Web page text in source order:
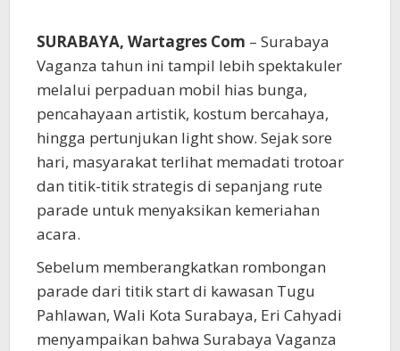
SURABAYA, Wartagres Com – Surabaya
Vaganza tahun ini tampil lebih spektakuler
melalui perpaduan mobil hias bunga,
pencahayaan artistik, kostum bercahaya,
hingga pertunjukan light show. Sejak sore
hari, masyarakat terlihat memadati trotoar
dan titik-titik strategis di sepanjang rute
parade untuk menyaksikan kemeriahan
acara.
Sebelum memberangkatkan rombongan
parade dari titik start di kawasan Tugu
Pahlawan, Wali Kota Surabaya, Eri Cahyadi
menyampaikan bahwa Surabaya Vaganza